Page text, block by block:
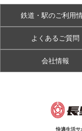
鉄道・駅のご利用
よくあるご質問
会社情報
快適生活サ